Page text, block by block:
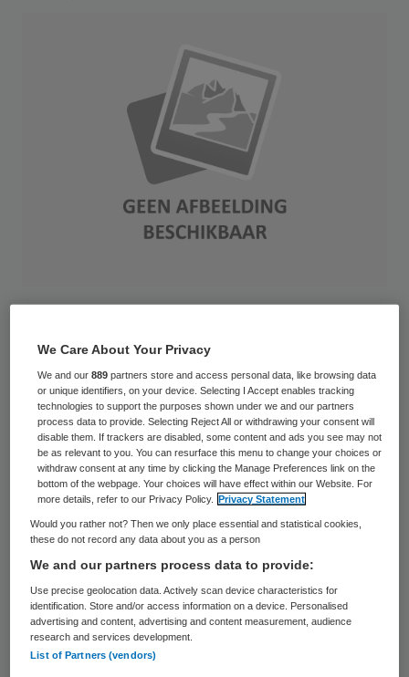
onder druk van de Inspectie voor de
Gezondheidszorg (IGZ) veiliger geworden.
Ook de twintig OK’s die in 2008 niet aan alle
voorwaarden voor verantwoorde zorg
voldeden, functioneren volgens de IGZ nu
naar behoren.
Dreiging
De verbeteringen zijn volgens de
zonder slag of stoot tot stand gekomen.
We Care About Your Privacy
We and our889 partners store and access personal data, like browsing data
or unique identifiers, on your device. Selecting I Accept enables tracking
technologies to support the purposes shown under we and our partners
process data to provide. Selecting Reject All or withdrawing your consent will
disable them. If trackers are disabled, some content and ads you see may not
be as relevant to you. You can resurface this menu to change your choices or
withdraw consent at any time by clicking the Manage Preferences link on the
bottom of the webpage. Your choices will have effect within our Website. For
more details, refer to our Privacy Policy.
Privacy Statement
Would you rather not? Then we only place essential and statistical cookies,
these do not record any data about you as a person
We and our partners process data to provide:
Use precise geolocation data. Actively scan device characteristics for
identification. Store and/or access information on a device. Personalised
advertising and content, advertising and content measurement, audience
research and services development.
List of Partners (vendors)